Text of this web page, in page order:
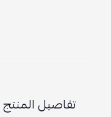
تفاصيل المنتج